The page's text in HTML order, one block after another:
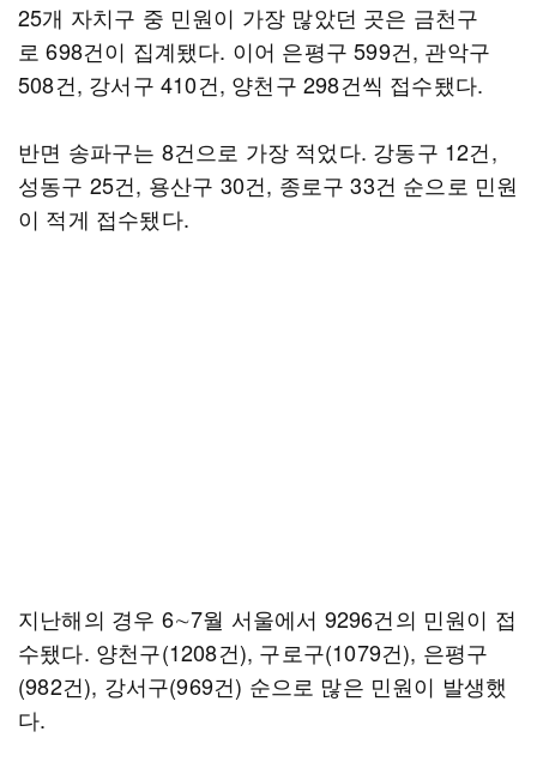
25개 자치구 중 민원이 가장 많았던 곳은 금천구
로 698건이 집계됐다. 이어 은평구 599건, 관악구
508건, 강서구 410건, 양천구 298건씩 접수됐다.
반면 송파구는 8건으로 가장 적었다. 강동구 12건,
성동구 25건, 용산구 30건, 종로구 33건 순으로 민원
이 적게 접수됐다.
지난해의 경우 6∼7월 서울에서 9296건의 민원이 접
수됐다. 양천구(1208건), 구로구(1079건), 은평구
(982건), 강서구(969건) 순으로 많은 민원이 발생했
다.